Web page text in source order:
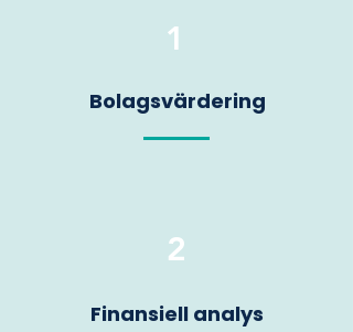
1
Bolagsvärdering
2
Finansiell analys